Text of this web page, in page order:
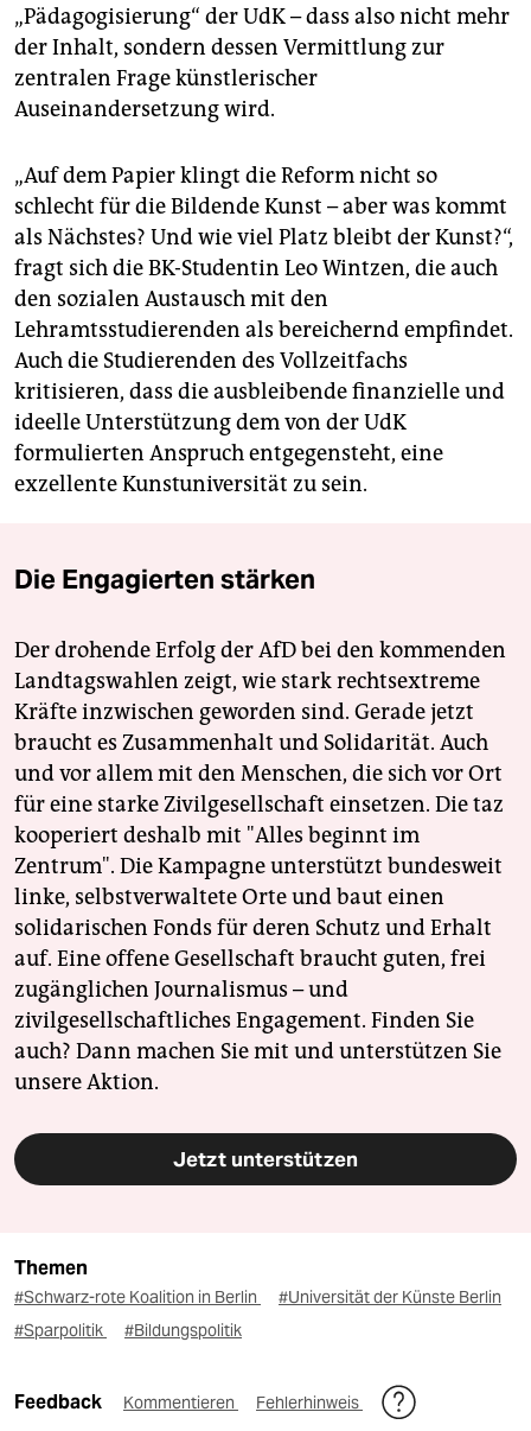
„Pädagogisierung“ der UdK – dass also nicht mehr
der Inhalt, sondern dessen Vermittlung zur
zentralen Frage künstlerischer
Auseinandersetzung wird.
„Auf dem Papier klingt die Reform nicht so
schlecht für die Bildende Kunst – aber was kommt
als Nächstes? Und wie viel Platz bleibt der Kunst?“,
fragt sich die BK-Studentin Leo Wintzen, die auch
den sozialen Austausch mit den
Lehramtsstudierenden als bereichernd empfindet.
Auch die Studierenden des Vollzeitfachs
kritisieren, dass die ausbleibende finanzielle und
ideelle Unterstützung dem von der UdK
formulierten Anspruch entgegensteht, eine
exzellente Kunstuniversität zu sein.
Die Engagierten stärken
Der drohende Erfolg der AfD bei den kommenden
Landtagswahlen zeigt, wie stark rechtsextreme
Kräfte inzwischen geworden sind. Gerade jetzt
braucht es Zusammenhalt und Solidarität. Auch
und vor allem mit den Menschen, die sich vor Ort
für eine starke Zivilgesellschaft einsetzen. Die taz
kooperiert deshalb mit "Alles beginnt im
Zentrum". Die Kampagne unterstützt bundesweit
linke, selbstverwaltete Orte und baut einen
solidarischen Fonds für deren Schutz und Erhalt
auf. Eine offene Gesellschaft braucht guten, frei
zugänglichen Journalismus – und
zivilgesellschaftliches Engagement. Finden Sie
auch? Dann machen Sie mit und unterstützen Sie
unsere Aktion.
Jetzt unterstützen
Themen
#Schwarz-rote Koalition in Berlin
#Universität der Künste Berlin
#Sparpolitik
#Bildungspolitik
Feedback Kommentieren Fehlerhinweis